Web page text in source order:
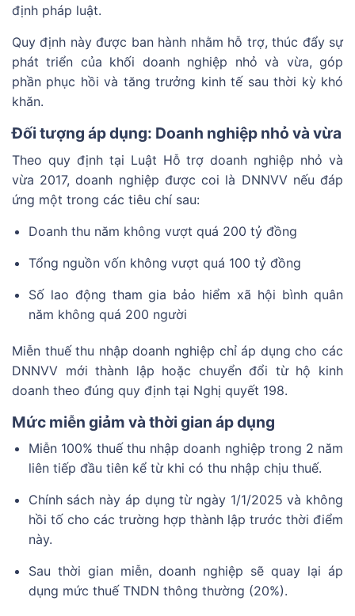
định pháp luật.
Quy định này được ban hành nhằm hỗ trợ, thúc đẩy sự
phát triển của khối doanh nghiệp nhỏ và vừa, góp
phần phục hồi và tăng trưởng kinh tế sau thời kỳ khó
khăn.
Đối tượng áp dụng: Doanh nghiệp nhỏ và vừa
Theo quy định tại Luật Hỗ trợ doanh nghiệp nhỏ và
vừa 2017, doanh nghiệp được coi là DNNVV nếu đáp
ứng một trong các tiêu chí sau:
Doanh thu năm không vượt quá 200 tỷ đồng
Tổng nguồn vốn không vượt quá 100 tỷ đồng
Số lao động tham gia bảo hiểm xã hội bình quân
năm không quá 200 người
Miễn thuế thu nhập doanh nghiệp chỉ áp dụng cho các
DNNVV mới thành lập hoặc chuyển đổi từ hộ kinh
doanh theo đúng quy định tại Nghị quyết 198.
Mức miễn giảm và thời gian áp dụng
Miễn 100% thuế thu nhập doanh nghiệp trong 2 năm
liên tiếp đầu tiên kể từ khi có thu nhập chịu thuế.
Chính sách này áp dụng từ ngày 1/1/2025 và không
hồi tố cho các trường hợp thành lập trước thời điểm
này.
Sau thời gian miễn, doanh nghiệp sẽ quay lại áp
dụng mức thuế TNDN thông thường (20%).